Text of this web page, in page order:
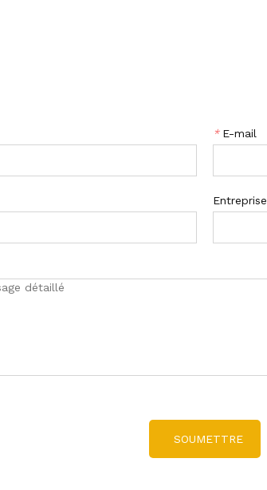
* E-mail
Entreprise
SOUMETTRE